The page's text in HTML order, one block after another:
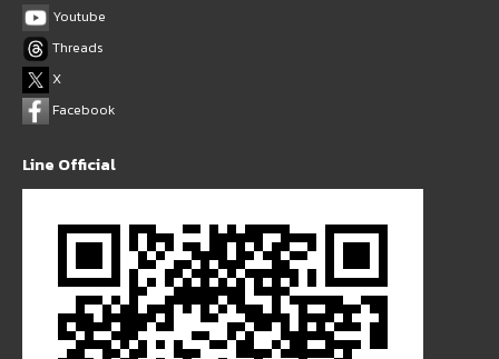
Youtube
Threads
X
Facebook
Line Official